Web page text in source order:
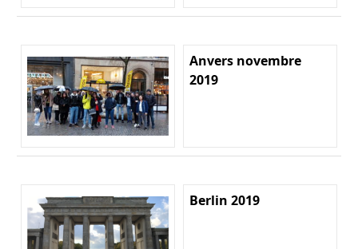
Anvers novembre
2019
Berlin 2019